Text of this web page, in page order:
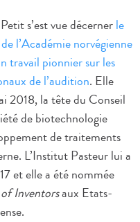
s’est vue décernerle
l’Académie norvégienne
travail pionnier sur les
de l’audition. Elle
2018, la tête du Conseil
de biotechnologie
de traitements
L’Institut Pasteur lui a
et elle a été nommée
Inventorsaux Etats-